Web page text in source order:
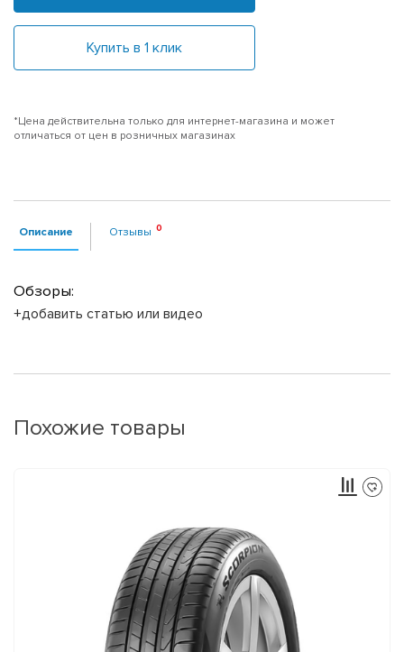
Купить в 1 клик
*Цена действительна только для интернет-магазина и может
отличаться от цен в розничных магазинах
Описание Отзывы
Обзоры:
+добавить статью или видео
Похожие товары